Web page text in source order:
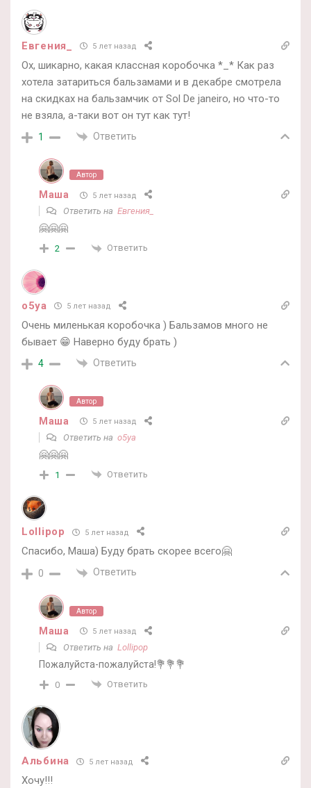
Евгения_ 5 лет назад
Ох, шикарно, какая классная коробочка *_* Как раз
хотела затариться бальзамами и в декабре смотрела
на скидках на бальзамчик от Sol De janeiro, но что-то
не взяла, а-таки вот он тут как тут!
1 Ответить
Автор
Маша 5 лет назад
Ответить на Евгения_
🤗🤗🤗
2 Ответить
o5ya 5 лет назад
Очень миленькая коробочка ) Бальзамов много не
бывает 😁 Наверно буду брать )
4 Ответить
Автор
Маша 5 лет назад
Ответить на o5ya
🤗🤗🤗
1 Ответить
Lollipop 5 лет назад
Спасибо, Маша) Буду брать скорее всего🤗
0 Ответить
Автор
Маша 5 лет назад
Ответить на Lollipop
Пожалуйста-пожалуйста!💐💐💐
0 Ответить
Альбина 5 лет назад
Хочу!!!